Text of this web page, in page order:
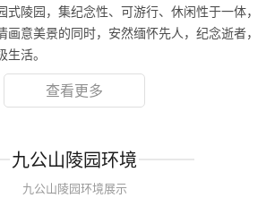
式陵园，集纪念性、可游行、休闲性于一体，
意美景的同时，安然缅怀先人，纪念逝者，
活。
查看更多
九公山陵园环境
九公山陵园环境展示